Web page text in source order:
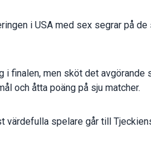
i USA med sex segrar på
i finalen, men sköt det
och åtta poäng på sju matcher.
värdefulla spelare går till